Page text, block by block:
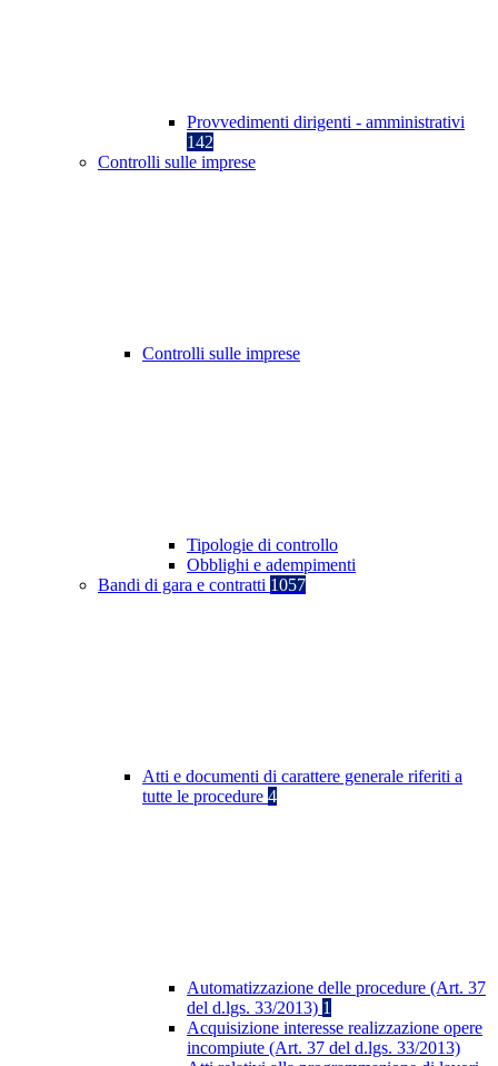
Provvedimenti dirigenti - amministrativi
142
Controlli sulle imprese
Controlli sulle imprese
Tipologie di controllo
Obblighi e adempimenti
Bandi di gara e contratti 1057
Atti e documenti di carattere generale riferiti a
tutte le procedure 4
Automatizzazione delle procedure (Art. 37
del d.lgs. 33/2013) 1
Acquisizione interesse realizzazione opere
incompiute (Art. 37 del d.lgs. 33/2013)